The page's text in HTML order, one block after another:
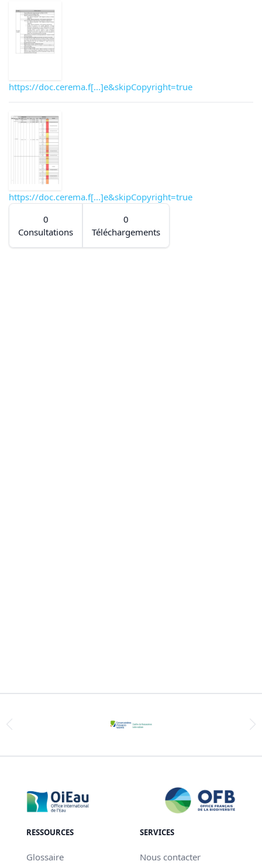
https://doc.cerema.f[...]e&skipCopyright=true
https://doc.cerema.f[...]e&skipCopyright=true
0
Consultations
0
Téléchargements
RESSOURCES
Glossaire
SERVICES
Nous contacter